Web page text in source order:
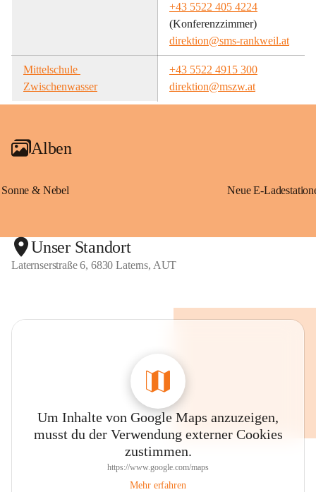
+43 5522 405 4224
(Konferenzzimmer)
direktion@sms-rankweil.at
Mittelschule
Zwischenwasser
+43 5522 4915 300
direktion@mszw.at
Alben
Sonne & Nebel
Unser Standort
Laternserstraße 6, 6830 Laterns, AUT
Um Inhalte von Google Maps anzuzeigen,
musst du der Verwendung externer Cookies
zustimmen.
https://www.google.com/maps
Mehr erfahren